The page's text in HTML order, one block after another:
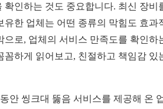
확인하는 것도 중요합니다. 최신 장비
유한 업체는 어떤 종류의 막힘도 효과
으로, 업체의 서비스 만족도를 확인하
꼼하게 읽어보고, 친절하고 책임감 있
안 씽크대 뚫음 서비스를 제공해 온